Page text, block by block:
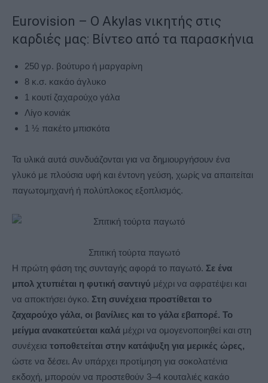
Eurovision – Ο Akylas νικητής στις
καρδιές μας: Βίντεο από τα παρασκήνια
250 γρ. βούτυρο ή μαργαρίνη
8 κ.σ. κακάο άγλυκο
1 κουτί ζαχαρούχο γάλα
Λίγο κονιάκ
1 ½ πακέτο μπισκότα
Τα υλικά αυτά συνδυάζονται για να δημιουργήσουν ένα
γλυκό με πλούσια υφή και έντονη γεύση, χωρίς να απαιτείται
παγωτομηχανή ή πολύπλοκος εξοπλισμός.
Σπιτική τούρτα παγωτό
Η πρώτη φάση της συνταγής αφορά το παγωτό. Σε ένα
μπολ χτυπιέται η φυτική σαντιγύ μέχρι να αφρατέψει και
να αποκτήσει όγκο. Στη συνέχεια προστίθεται το
ζαχαρούχο γάλα, οι βανίλιες και το γάλα εβαπορέ. Το
μείγμα ανακατεύεται καλά μέχρι να ομογενοποιηθεί και στη
συνέχεια τοποθετείται στην κατάψυξη για μερικές ώρες,
ώστε να δέσει. Αν υπάρχει προτίμηση για σοκολατένια
εκδοχή, μπορούν να προστεθούν 3–4 κουταλιές κακάο